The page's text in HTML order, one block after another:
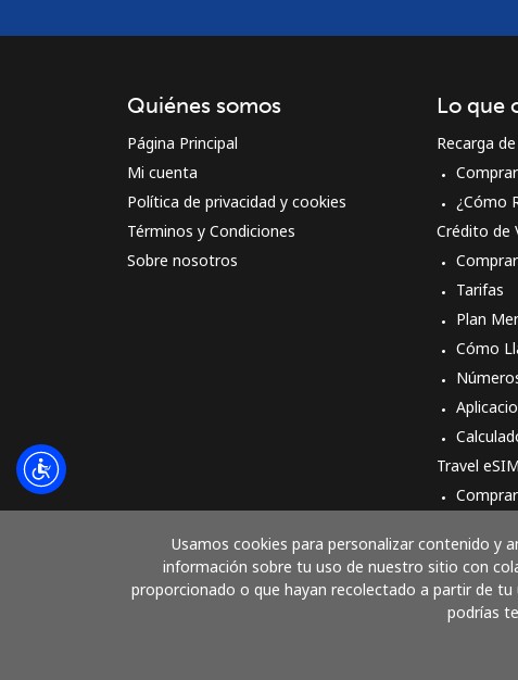
Usamos cookies para personalizar contenido y
información sobre tu uso de nuestro sitio con
proporcionado o que hayan recolectado a partir de
podrías
Quiénes somos
Página Principal
Mi cuenta
Política de privacidad y cookies
Términos y Condiciones
Sobre nosotros
Lo que
Recarga
Comprar
¿Cómo
Crédito de
Comprar
Tarifas
Plan
Cómo
Travel eSIM
Comprar